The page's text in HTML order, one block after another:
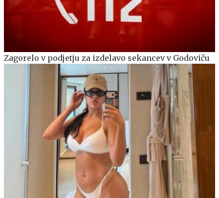
Zagorelo v podjetju za izdelavo sekancev v Godoviču